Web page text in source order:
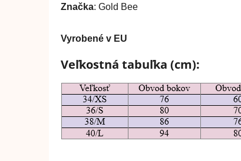
Značka: Gold Bee
Vyrobené v EU
Veľkostná tabuľka (cm):